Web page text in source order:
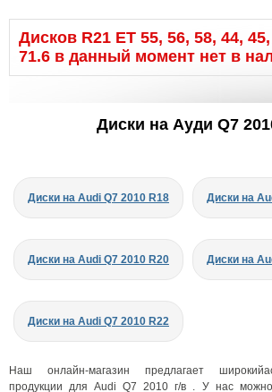
Дисков R21 ET 55, 56, 58, 44,
71.6 в данный момент нет в
Диски на Ауди Q7
Диски на Audi Q7 2010 R18 Диски на
Диски на Audi Q7 2010 R20 Диски на
Диски на Audi Q7 2010 R22
Наш онлайн-магазин предлагает
продукции для Audi Q7 2010 г/в . У нас